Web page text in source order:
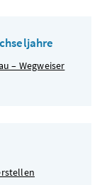
– Wegweiser